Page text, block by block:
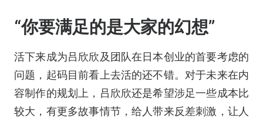
“你要满足的是大家的幻想”
活下来成为吕欣欣及团队在日本创业的首要考虑的
问题，起码目前看上去活的还不错。对于未来在内
容制作的规划上，吕欣欣还是希望涉足一些成本比
较大，有更多故事情节，给人带来反差刺激，让人